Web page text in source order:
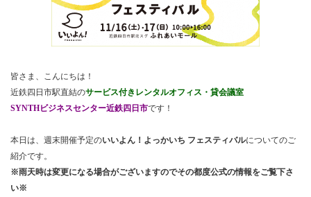
皆さま、こんにちは！
近鉄四日市駅直結のサービス付きレンタルオフィス・貸会議室
SYNTHビジネスセンター近鉄四日市です！
本日は、週末開催予定のいいよん！よっかいち フェスティバルについてのご
紹介です。
※雨天時は変更になる場合がございますのでその都度公式の情報をご覧下さ
い※